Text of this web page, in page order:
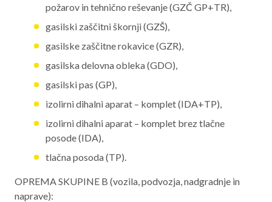
požarov in tehnično reševanje (GZČ GP+TR),
gasilski zaščitni škornji (GZŠ),
gasilske zaščitne rokavice (GZR),
gasilska delovna obleka (GDO),
gasilski pas (GP),
izolirni dihalni aparat – komplet (IDA+TP),
izolirni dihalni aparat – komplet brez tlačne
posode (IDA),
tlačna posoda (TP).
OPREMA SKUPINE B (vozila, podvozja, nadgradnje in
naprave):